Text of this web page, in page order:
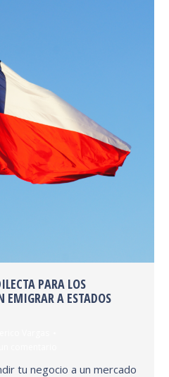
PARA LOS
EMIGRAR A ESTADOS
tu negocio a un mercado